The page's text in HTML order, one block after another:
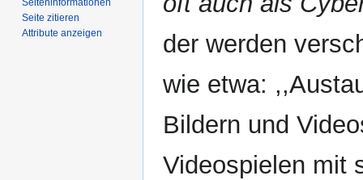
der werden
wie etwa:
Bildern und
Videospielen mit
Seite zitieren
Attribute anzeigen